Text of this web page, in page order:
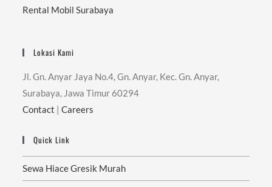
Rental Mobil Surabaya
Lokasi Kami
Jl. Gn. Anyar Jaya No.4, Gn. Anyar, Kec. Gn. Anyar,
Surabaya, Jawa Timur 60294
Contact |Careers
Quick Link
Sewa Hiace Gresik Murah